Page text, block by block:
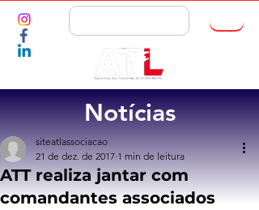
Notícias
ATT realiza jantar com
comandantes associados
siteatlassociacao
21 de dez. de 2017 1 min de leitura